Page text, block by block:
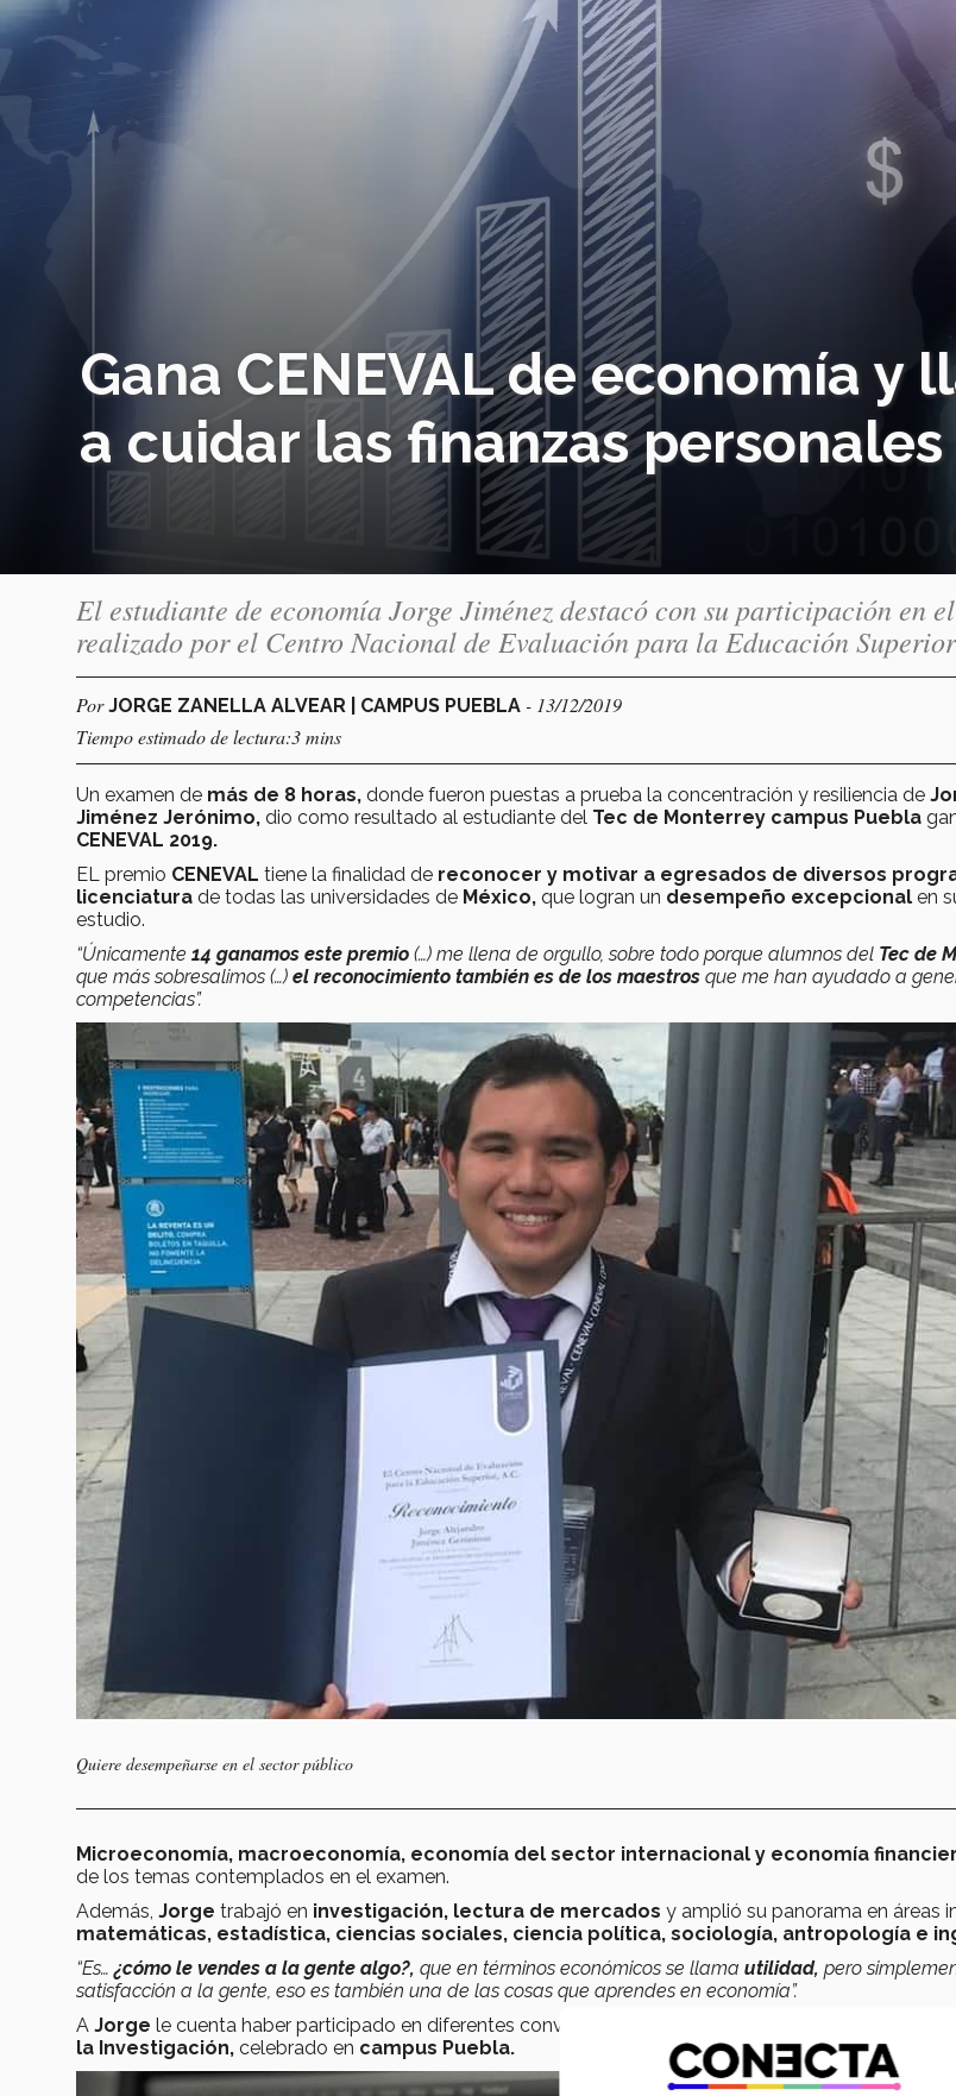
Gana CENEVAL de economía y
a cuidar las finanzas personales
El estudiante de economía Jorge Jiménez destacó con su participación en
realizado por el Centro Nacional de Evaluación para la Educación
PorJORGE ZANELLA ALVEAR | CAMPUS PUEBLA - 13/12/2019
Tiempo estimado de lectura:3 mins
Un examen de más de 8 horas, donde fueron puestas a prueba la concentración y resiliencia de
Jiménez Jerónimo, dio como resultado al estudiante del Tec de Monterrey campus Puebla
CENEVAL 2019.
EL premio CENEVAL tiene la finalidad de reconocer y motivar a egresados de diversos
licenciatura de todas las universidades de México, que logran un desempeño excepcional en
estudio.
“Únicamente 14 ganamos este premio (…) me llena de orgullo, sobre todo porque alumnos del Tec de
que más sobresalimos (…) el reconocimiento también es de los maestros que me han ayudado a
competencias”.
Quiere desempeñarse en el sector público
Microeconomía, macroeconomía, economía del sector internacional y economía
de los temas contemplados en el examen.
Además, Jorge trabajó en investigación, lectura de mercados y amplió su panorama en áreas
matemáticas, estadística, ciencias sociales, ciencia política, sociología, antropología e
“Es…¿cómo le vendes a la gente algo?, que en términos económicos se llama utilidad, pero
satisfacción a la gente, eso es también una de las cosas que aprendes en economía”.
A Jorge le cuenta haber participado en diferentes convocatorias del
la Investigación, celebrado en campus Puebla.